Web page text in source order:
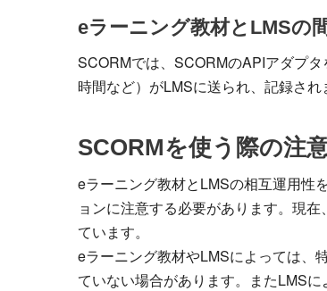
eラーニング教材とLMSの
SCORMでは、SCORMのAPIアダプ
時間など）がLMSに送られ、記録され
SCORMを使う際の注
eラーニング教材とLMSの相互運用性
ョンに注意する必要があります。現
ています。
eラーニング教材やLMSによっては、
ていない場合があります。またLMS